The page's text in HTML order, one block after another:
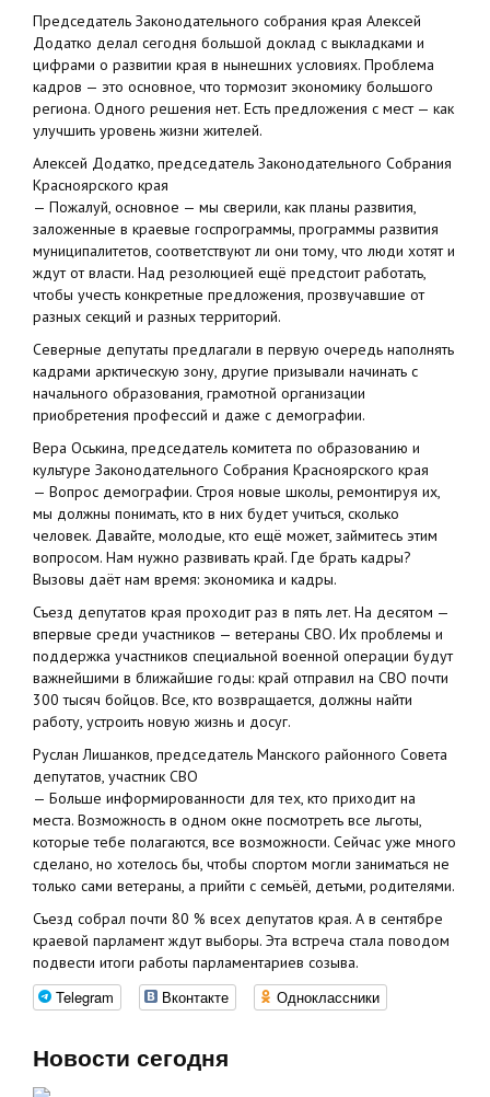
Председатель Законодательного собрания края Алексей
Додатко делал сегодня большой доклад с выкладками и
цифрами о развитии края в нынешних условиях. Проблема
кадров — это основное, что тормозит экономику большого
региона. Одного решения нет. Есть предложения с мест — как
улучшить уровень жизни жителей.
Алексей Додатко, председатель Законодательного Собрания
Красноярского края
— Пожалуй, основное — мы сверили, как планы развития,
заложенные в краевые госпрограммы, программы развития
муниципалитетов, соответствуют ли они тому, что люди хотят и
ждут от власти. Над резолюцией ещё предстоит работать,
чтобы учесть конкретные предложения, прозвучавшие от
разных секций и разных территорий.
Северные депутаты предлагали в первую очередь наполнять
кадрами арктическую зону, другие призывали начинать с
начального образования, грамотной организации
приобретения профессий и даже с демографии.
Вера Оськина, председатель комитета по образованию и
культуре Законодательного Собрания Красноярского края
— Вопрос демографии. Строя новые школы, ремонтируя их,
мы должны понимать, кто в них будет учиться, сколько
человек. Давайте, молодые, кто ещё может, займитесь этим
вопросом. Нам нужно развивать край. Где брать кадры?
Вызовы даёт нам время: экономика и кадры.
Съезд депутатов края проходит раз в пять лет. На десятом —
впервые среди участников — ветераны СВО. Их проблемы и
поддержка участников специальной военной операции будут
важнейшими в ближайшие годы: край отправил на СВО почти
300 тысяч бойцов. Все, кто возвращается, должны найти
работу, устроить новую жизнь и досуг.
Руслан Лишанков, председатель Манского районного Совета
депутатов, участник СВО
— Больше информированности для тех, кто приходит на
места. Возможность в одном окне посмотреть все льготы,
которые тебе полагаются, все возможности. Сейчас уже много
сделано, но хотелось бы, чтобы спортом могли заниматься не
только сами ветераны, а прийти с семьёй, детьми, родителями.
Съезд собрал почти 80 % всех депутатов края. А в сентябре
краевой парламент ждут выборы. Эта встреча стала поводом
подвести итоги работы парламентариев созыва.
Telegram Вконтакте Одноклассники
Новости сегодня